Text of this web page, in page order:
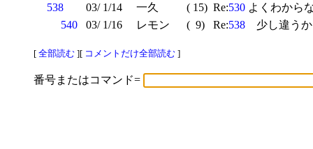
538
03/ 1/14 一久 ( 15) Re:530 よくわから
540
03/ 1/16 レモン ( 9) Re:538 少し違うか
[ 全部読む ][ コメントだけ全部読む ]
番号またはコマンド=